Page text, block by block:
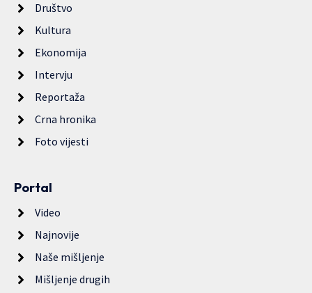
Društvo
Kultura
Ekonomija
Intervju
Reportaža
Crna hronika
Foto vijesti
Portal
Video
Najnovije
Naše mišljenje
Mišljenje drugih